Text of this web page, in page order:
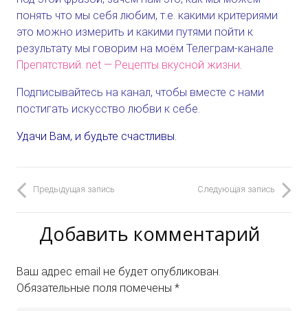
понять что мы себя любим, т.е. какими критериями
это можно измерить и какими путями пойти к
результату мы говорим на моём Телеграм-канале
Препятствий. net — Рецепты вкусной жизни.
Подписывайтесь на канал, чтобы вместе с нами
постигать искусство любви к себе.
Удачи Вам, и будьте счастливы.
Предыдущая запись Следующая запись
Добавить комментарий
Ваш адрес email не будет опубликован.
Обязательные поля помечены *